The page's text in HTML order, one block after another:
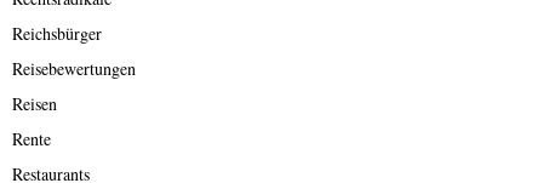
Reichsbürger
Reisebewertungen
Reisen
Rente
Restaurants